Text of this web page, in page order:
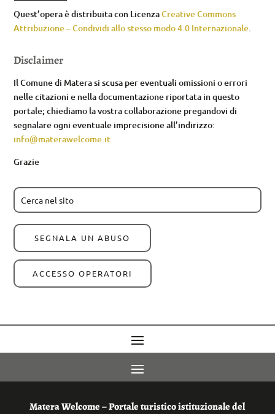
Quest’opera è distribuita con LicenzaCreative Commons
Attribuzione – Condividi allo stesso modo 4.0 Internazionale.
Disclaimer
Il Comune di Matera si scusa per eventuali omissioni o errori
nelle citazioni e nella documentazione riportata in questo
portale; chiediamo la vostra collaborazione pregandovi di
segnalare ogni eventuale imprecisione all’indirizzo:
info@materawelcome.it
Grazie
SEGNALA UN ABUSO
ACCESSO OPERATORI
Matera Welcome – Portale turistico istituzionale del